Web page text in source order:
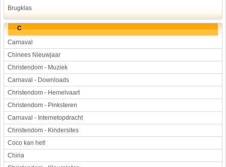
Brugklas
C
Carnaval
Chinees Nieuwjaar
Christendom - Muziek
Carnaval - Downloads
Christendom - Hemelvaart
Christendom - Pinksteren
Carnaval - Internetopdracht
Christendom - Kindersites
Coco kan het!
China